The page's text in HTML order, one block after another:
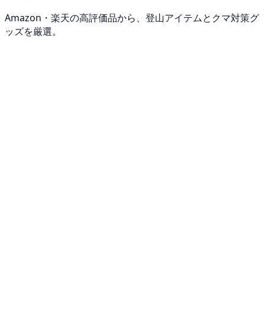
Amazon・楽天の高評価品から、登山アイテムとクマ対策グ
ッズを厳選。